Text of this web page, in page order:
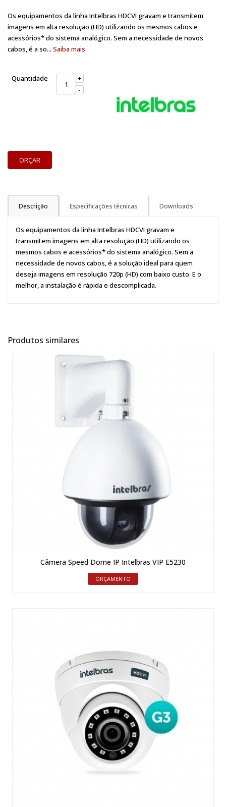
Os equipamentos da linha Intelbras HDCVI gravam e transmitem
imagens em alta resolução (HD) utilizando os mesmos cabos e
acessórios* do sistema analógico. Sem a necessidade de novos
cabos, é a so... Saiba mais.
Quantidade
ORÇAR
Descrição Especificações técnicas Downloads
Os equipamentos da linha Intelbras HDCVI gravam e
transmitem imagens em alta resolução (HD) utilizando os
mesmos cabos e acessórios* do sistema analógico. Sem a
necessidade de novos cabos, é a solução ideal para quem
deseja imagens em resolução 720p (HD) com baixo custo. E o
melhor, a instalação é rápida e descomplicada.
Produtos similares
Câmera Speed Dome IP Intelbras VIP E5230
ORÇAMENTO